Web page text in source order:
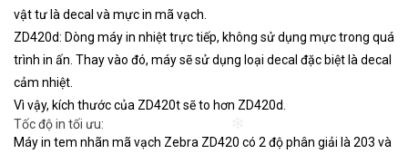
vật tư là decal và mực in mã vạch.
ZD420d: Dòng máy in nhiệt trực tiếp, không sử dụng mực trong quá
trình in ấn. Thay vào đó, máy sẽ sử dụng loại decal đặc biệt là decal
cảm nhiệt.
Vì vậy, kích thước của ZD420t sẽ to hơn ZD420d.
Tốc độ in tối ưu:
Máy in tem nhãn mã vạch Zebra ZD420 có 2 độ phân giải là 203 và
❄